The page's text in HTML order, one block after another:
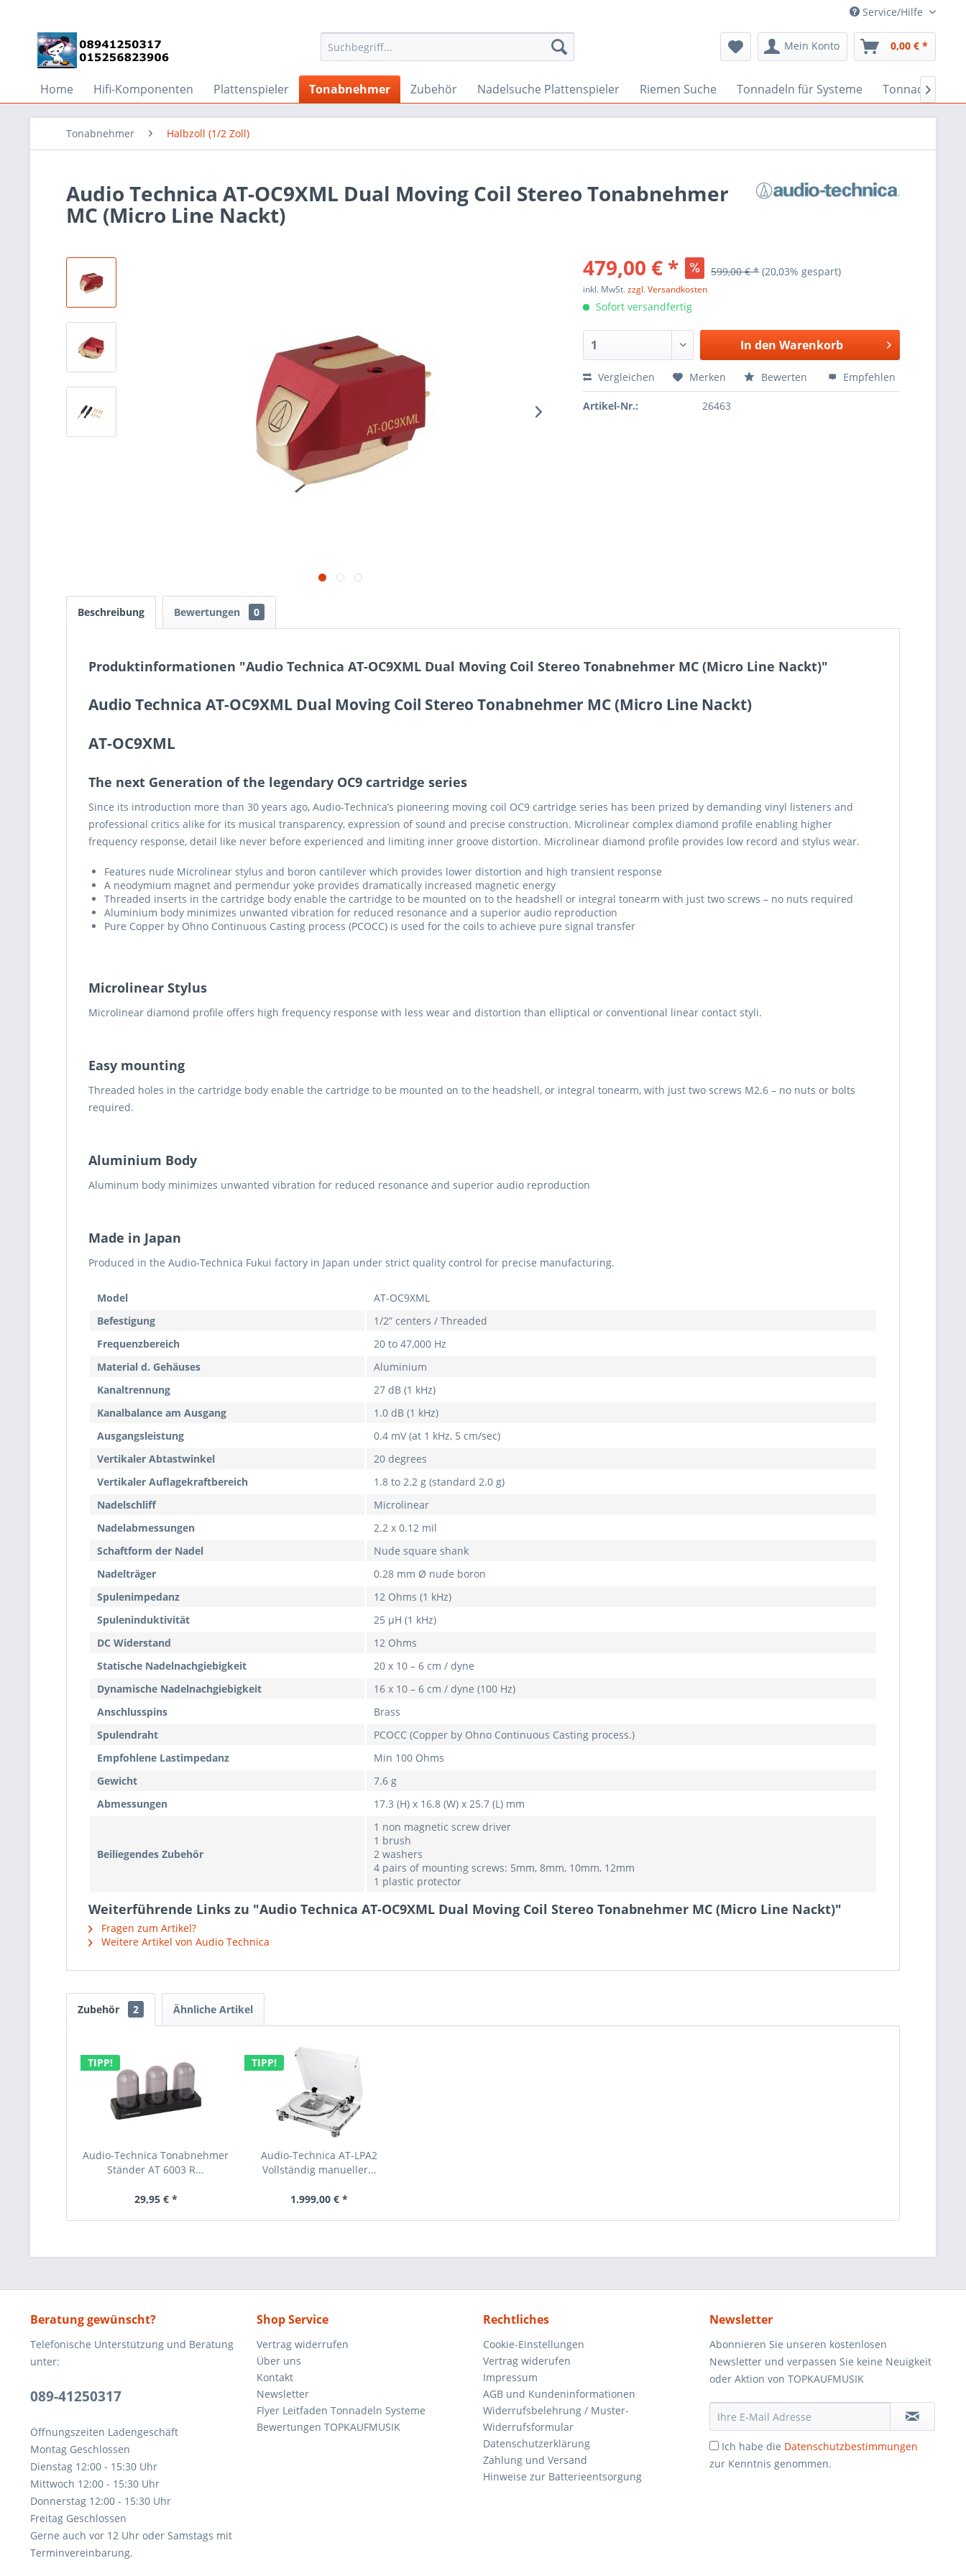
Service/Hilfe
Mein Konto 0,00 € *
Home Hifi-Komponenten Plattenspieler Tonabnehmer Zubehör Nadelsuche Plattenspieler Riemen Suche Tonnadeln für Systeme Tonnadeln

Tonabnehmer Halbzoll (1/2 Zoll)
Audio Technica AT-OC9XML Dual Moving Coil Stereo Tonabnehmer
MC (Micro Line Nackt)
479,00 € *
599,00 € * (20,03% gespart)
inkl. MwSt.zzgl. Versandkosten
Sofort versandfertig
In den Warenkorb
Vergleichen Merken Bewerten Empfehlen
Artikel-Nr.: 26463
Beschreibung Bewertungen 0
Produktinformationen "Audio Technica AT-OC9XML Dual Moving Coil Stereo Tonabnehmer MC (Micro Line Nackt)"
Audio Technica AT-OC9XML Dual Moving Coil Stereo Tonabnehmer MC (Micro Line Nackt)
AT-OC9XML
The next Generation of the legendary OC9 cartridge series
Since its introduction more than 30 years ago, Audio-Technica’s pioneering moving coil OC9 cartridge series has been prized by demanding vinyl listeners and
professional critics alike for its musical transparency, expression of sound and precise construction. Microlinear complex diamond profile enabling higher
frequency response, detail like never before experienced and limiting inner groove distortion. Microlinear diamond profile provides low record and stylus wear.
Features nude Microlinear stylus and boron cantilever which provides lower distortion and high transient response
A neodymium magnet and permendur yoke provides dramatically increased magnetic energy
Threaded inserts in the cartridge body enable the cartridge to be mounted on to the headshell or integral tonearm with just two screws – no nuts required
Aluminium body minimizes unwanted vibration for reduced resonance and a superior audio reproduction
Pure Copper by Ohno Continuous Casting process (PCOCC) is used for the coils to achieve pure signal transfer
Microlinear Stylus
Microlinear diamond profile offers high frequency response with less wear and distortion than elliptical or conventional linear contact styli.
Easy mounting
Threaded holes in the cartridge body enable the cartridge to be mounted on to the headshell, or integral tonearm, with just two screws M2.6 – no nuts or bolts
required.
Aluminium Body
Aluminum body minimizes unwanted vibration for reduced resonance and superior audio reproduction
Made in Japan
Produced in the Audio-Technica Fukui factory in Japan under strict quality control for precise manufacturing.
Model
AT-OC9XML
Befestigung
1/2” centers / Threaded
Frequenzbereich
20 to 47,000 Hz
Material d. Gehäuses
Aluminium
Kanaltrennung
27 dB (1 kHz)
Kanalbalance am Ausgang
1.0 dB (1 kHz)
Ausgangsleistung
0.4 mV (at 1 kHz, 5 cm/sec)
Vertikaler Abtastwinkel
20 degrees
Vertikaler Auflagekraftbereich
1.8 to 2.2 g (standard 2.0 g)
Nadelschliff
Microlinear
Nadelabmessungen
2.2 x 0.12 mil
Schaftform der Nadel
Nude square shank
Nadelträger
0.28 mm Ø nude boron
Spulenimpedanz
12 Ohms (1 kHz)
Spuleninduktivität
25 μH (1 kHz)
DC Widerstand
12 Ohms
Statische Nadelnachgiebigkeit
20 x 10 – 6 cm / dyne
Dynamische Nadelnachgiebigkeit
16 x 10 – 6 cm / dyne (100 Hz)
Anschlusspins
Brass
Spulendraht
PCOCC (Copper by Ohno Continuous Casting process.)
Empfohlene Lastimpedanz
Min 100 Ohms
Gewicht
7.6 g
Abmessungen
17.3 (H) x 16.8 (W) x 25.7 (L) mm
Beiliegendes Zubehör
1 non magnetic screw driver
1 brush
2 washers
4 pairs of mounting screws: 5mm, 8mm, 10mm, 12mm
1 plastic protector
Weiterführende Links zu "Audio Technica AT-OC9XML Dual Moving Coil Stereo Tonabnehmer MC (Micro Line Nackt)"
Fragen zum Artikel?
Weitere Artikel von Audio Technica
Zubehör 2 Ähnliche Artikel
TIPP!
Audio-Technica Tonabnehmer
Ständer AT 6003 R...
29,95 € *
TIPP!
Audio-Technica AT-LPA2
Vollständig manueller...
1.999,00 € *
Beratung gewünscht?
Telefonische Unterstützung und Beratung
unter:
089-41250317
Öffnungszeiten Ladengeschäft
Montag Geschlossen
Dienstag 12:00 - 15:30 Uhr
Mittwoch 12:00 - 15:30 Uhr
Donnerstag 12:00 - 15:30 Uhr
Freitag Geschlossen
Gerne auch vor 12 Uhr oder Samstags mit
Terminvereinbarung.
Shop Service
Vertrag widerrufen
Über uns
Kontakt
Newsletter
Flyer Leitfaden Tonnadeln Systeme
Bewertungen TOPKAUFMUSIK
Rechtliches
Cookie-Einstellungen
Vertrag widerufen
Impressum
AGB und Kundeninformationen
Widerrufsbelehrung / Muster-
Widerrufsformular
Datenschutzerklärung
Zahlung und Versand
Hinweise zur Batterieentsorgung
Newsletter
Abonnieren Sie unseren kostenlosen
Newsletter und verpassen Sie keine Neuigkeit
oder Aktion von TOPKAUFMUSIK
Ich habe die Datenschutzbestimmungen
zur Kenntnis genommen.